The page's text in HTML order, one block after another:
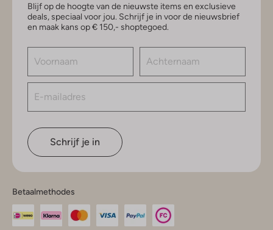
Blijf op de hoogte van de nieuwste items en exclusieve
deals, speciaal voor jou. Schrijf je in voor de nieuwsbrief
en maak kans op € 150,- shoptegoed.
Schrijf je in
Betaalmethodes